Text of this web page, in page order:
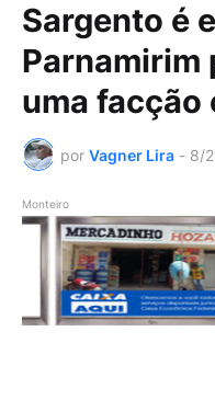
Sargento é
Parnamirim
uma facção
por Vagner Lira - 8/
Monteiro